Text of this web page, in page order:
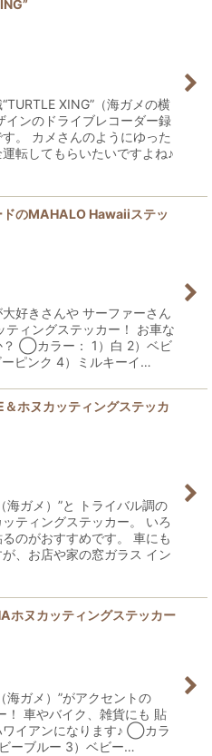
XING”（海ガメの横
インのドライブレコーダー録
。 カメさんのようにゆった
転してもらいたいですよね♪
ドのMAHALO Hawaiiステッ
好きさんや サーファーさん
ティングステッカー！ お車な
？ ◯カラー： 1）白 2）ベビ
ピンク 4）ミルキーイ…
＆ホヌカッティングステッカ
海ガメ）”と トライバル調の
ティングステッカー。 いろ
のがおすすめです。 車にも
、お店や家の窓ガラス イン
ホヌカッティングステッカー
海ガメ）”がアクセントの
！ 車やバイク、雑貨にも 貼
ワイアンになります♪ ◯カラ
ーブルー 3）ベビー…